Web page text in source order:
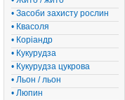
• Засоби захисту рослин
• Квасоля
• Коріандр
• Кукурудза
• Кукурудза цукрова
• Льон / льон
• Люпин